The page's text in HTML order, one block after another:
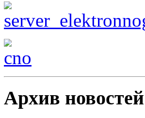
Архив новостей